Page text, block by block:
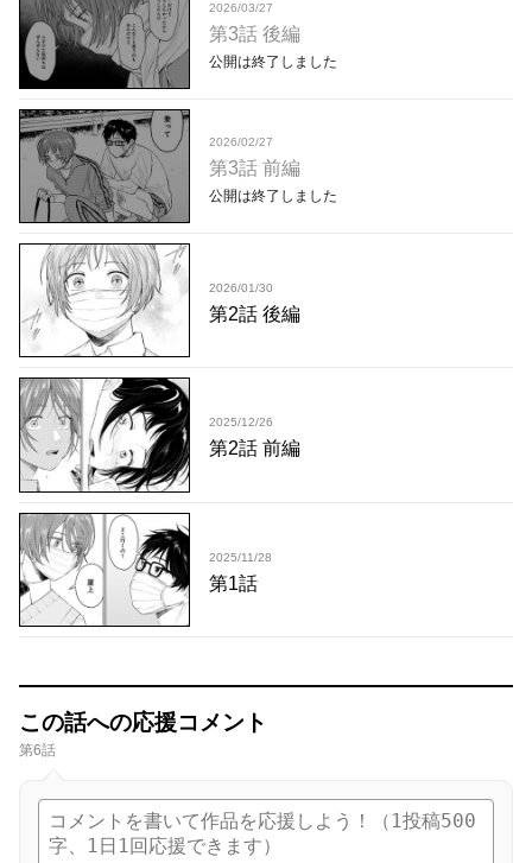
2026/03/27
第3話 後編
公開は終了しました
2026/02/27
第3話 前編
公開は終了しました
2026/01/30
第2話 後編
2025/12/26
第2話 前編
2025/11/28
第1話
この話への応援コメント
第6話